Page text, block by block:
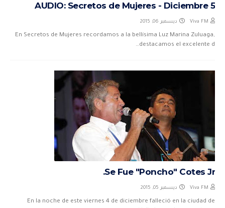
AUDIO: Secretos de Mujeres - Diciembre 5
Viva FM ديسمبر 06, 2015
En Secretos de Mujeres recordamos a la bellísima Luz Marina Zuluaga,
destacamos el excelente d…
Se Fue "Poncho" Cotes Jr.
Viva FM ديسمبر 05, 2015
En la noche de este viernes 4 de diciembre falleció en la ciudad de